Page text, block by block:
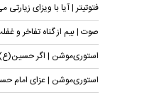
فتوتیتر | آیا با ویزای
صوت | بیم از گناه تفاخر و
استوری‌موشن | اگر حسین(ع)
استوری‌موشن | عزای امام